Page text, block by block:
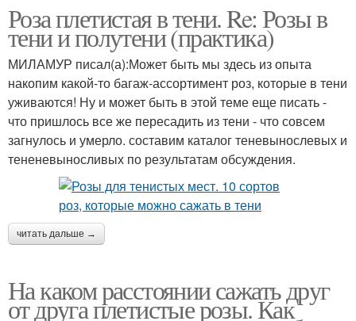
Роза плетистая в тени. Re: Розы в
тени и полутени (практика)
МИЛАМУР писал(а):Может быть мы здесь из опыта
накопим какой-то багаж-ассортимент роз, которые в тени
уживаются! Ну и может быть в этой теме еще писать -
что пришлось все же пересадить из тени - что совсем
загнулось и умерло. составим каталог теневынослевых и
тененевыносливых по результатам обсуждения.
читать дальше →
На каком расстоянии сажать друг
от друга плетистые розы. Как